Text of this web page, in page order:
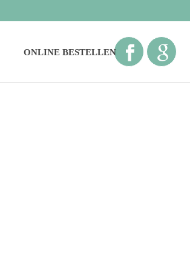
ONLINE BESTELLEN